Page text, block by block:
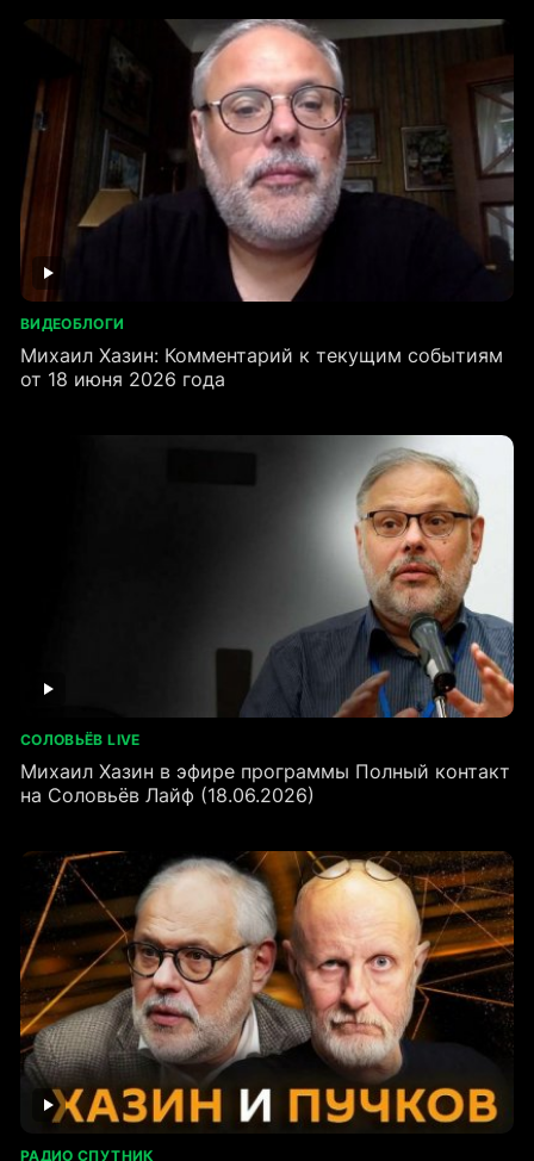
ВИДЕОБЛОГИ
Михаил Хазин: Комментарий к текущим событиям
от 18 июня 2026 года
СОЛОВЬЁВ LIVE
Михаил Хазин в эфире программы Полный контакт
на Соловьёв Лайф (18.06.2026)
РАДИО СПУТНИК